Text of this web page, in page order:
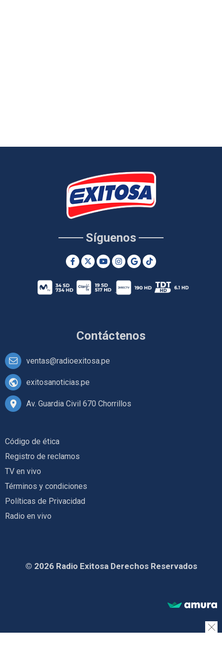
Contáctenos
ventas@radioexitosa.pe
exitosanoticias.pe
Av. Guardia Civil 670 Chorrillos
Síguenos
Código de ética
Registro de reclamos
TV en vivo
Términos y condiciones
Políticas de Privacidad
Radio en vivo
© 2026 Radio Exitosa Derechos Reservados